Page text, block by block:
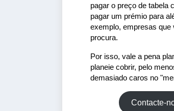
pagar o preço de tabela
pagar um prémio para
exemplo, empresas que
procura.
Por isso, vale a pena
planeie cobrir, pelo
demasiado caros no
Contacte-